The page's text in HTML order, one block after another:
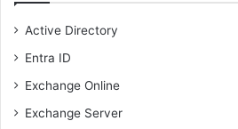
Active Directory
Entra ID
Exchange Online
Exchange Server